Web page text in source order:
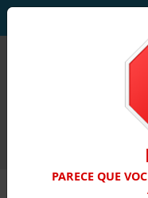
PARECE QUE